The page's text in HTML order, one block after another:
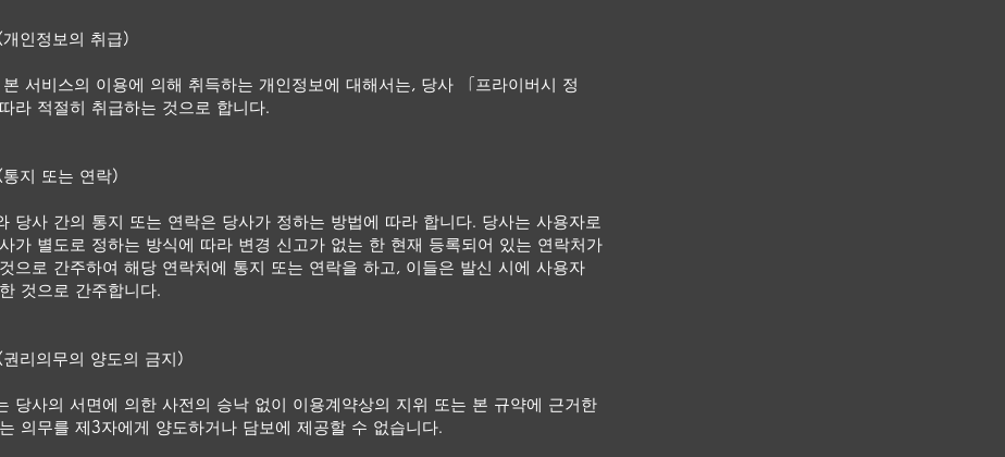
인정보의 취급)
본 서비스의 이용에 의해 취득하는 개인정보에 대해서는, 당사 「프라이버시 정
라 적절히 취급하는 것으로 합니다.
지 또는 연락)
당사 간의 통지 또는 연락은 당사가 정하는 방법에 따라 합니다. 당사는 사용자로
가 별도로 정하는 방식에 따라 변경 신고가 없는 한 현재 등록되어 있는 연락처가
으로 간주하여 해당 연락처에 통지 또는 연락을 하고, 이들은 발신 시에 사용자
것으로 간주합니다.
리의무의 양도의 금지)
당사의 서면에 의한 사전의 승낙 없이 이용계약상의 지위 또는 본 규약에 근거한
의무를 제3자에게 양도하거나 담보에 제공할 수 없습니다.